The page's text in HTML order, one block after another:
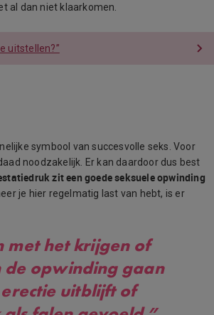
al dan niet klaarkomen.
uitstellen?”
symbool van succesvolle seks. Voor
noodzakelijk. Er kan daardoor dus best
zit een goede seksuele opwinding
je hier regelmatig last van hebt, is er
met het krijgen of
de opwinding gaan
uitblijft of